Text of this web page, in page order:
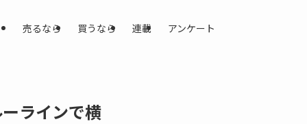
売るなら 買うなら 連載 アンケート
ラインで横